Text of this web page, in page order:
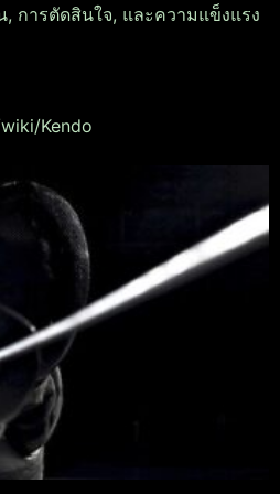
การตัดสินใจ, และความแข็งแรง
Kendo